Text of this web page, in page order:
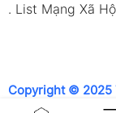
. List Mạng Xã
Copyright © 2025